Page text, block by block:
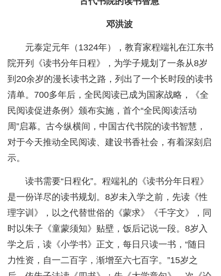
邓洪波
元泰定元年（1324年），教育家程端礼在江东书
院开列《读书分年日程》，为学子规划了一条从8岁
到20余岁的漫长读书之路，列出了一个长时段的读书
清单。700多年后，全民阅读已成为国家战略，《全
民阅读促进条例》颁布实施，首个“全民阅读活动
周”启幕。古今纵横间，中国古代书院的读书智慧，
对于今天推动全民阅读、建设书香社会，有着深刻启
示。
读书需要“日程化”。程端礼的《读书分年日程》
是一份详尽的读书规划。8岁未入学之前，先读《性
理字训》，以之代替世俗的《蒙求》《千字文》，同
时以朱子《童蒙须知》贴壁，饭后记说一段。8岁入
学之后，读《小学书》正文，每日只读一书，“随日
力性资，自一二百字，渐增至六七百字。”15岁之